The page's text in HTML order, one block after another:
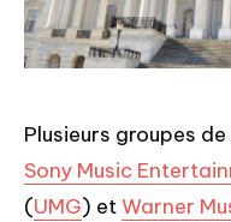
Plusieurs groupes
Sony Music
(UMG) etWarner